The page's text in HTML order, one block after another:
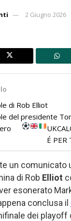
2 Giugno 2026
di Rob Elliot
del presidente
É PER
un comunicato
di Rob Elliot
esonerato
conclusa il
dei playoff